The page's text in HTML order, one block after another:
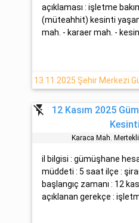
açıklaması : işletme
(müteahhit) kesinti
mah. - karaer mah. -
flash_off
12 Kasım 2025
Karaca Mah.
il bilgisi : gümüşhane
müddeti : 5 saat ilçe :
başlangıç zamanı : 12
açıklanan gerekçe :